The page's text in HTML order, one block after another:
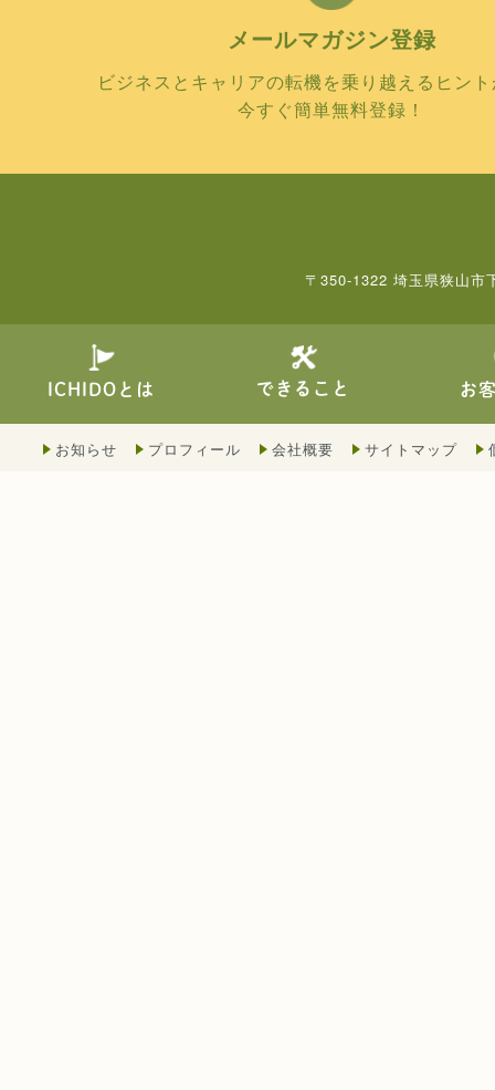
メールマガジン登録
ビジネスとキャリアの転機を乗り越えるヒン
今すぐ簡単無料登録！
〒350-1322 埼玉県狭山市
ICHIDOとは できること お
お知らせ プロフィール 会社概要 サイトマップ